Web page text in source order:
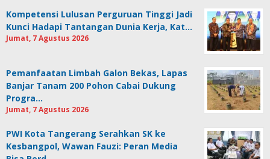
Kompetensi Lulusan Perguruan Tinggi Jadi
Kunci Hadapi Tantangan Dunia Kerja, Kat…
Jumat, 7 Agustus 2026
Pemanfaatan Limbah Galon Bekas, Lapas
Banjar Tanam 200 Pohon Cabai Dukung
Progra…
Jumat, 7 Agustus 2026
PWI Kota Tangerang Serahkan SK ke
Kesbangpol, Wawan Fauzi: Peran Media